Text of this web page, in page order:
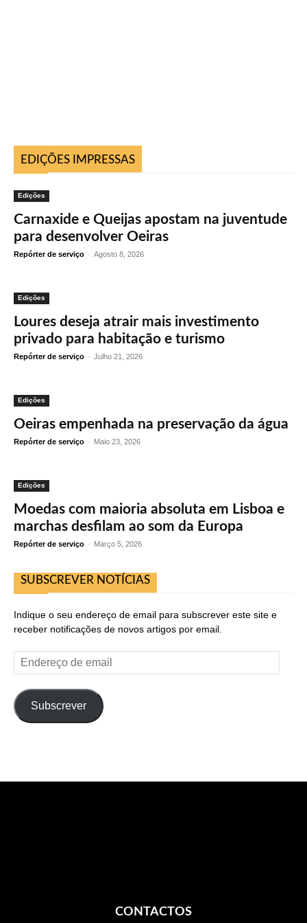
EDIÇÕES IMPRESSAS
Edições
Carnaxide e Queijas apostam na juventude
para desenvolver Oeiras
Repórter de serviço - Agosto 8, 2026
Edições
Loures deseja atrair mais investimento
privado para habitação e turismo
Repórter de serviço - Julho 21, 2026
Edições
Oeiras empenhada na preservação da água
Repórter de serviço - Maio 23, 2026
Edições
Moedas com maioria absoluta em Lisboa e
marchas desfilam ao som da Europa
Repórter de serviço - Março 5, 2026
SUBSCREVER NOTÍCIAS
Indique o seu endereço de email para subscrever este site e
receber notificações de novos artigos por email.
Endereço
de
Subscrever
CONTACTOS